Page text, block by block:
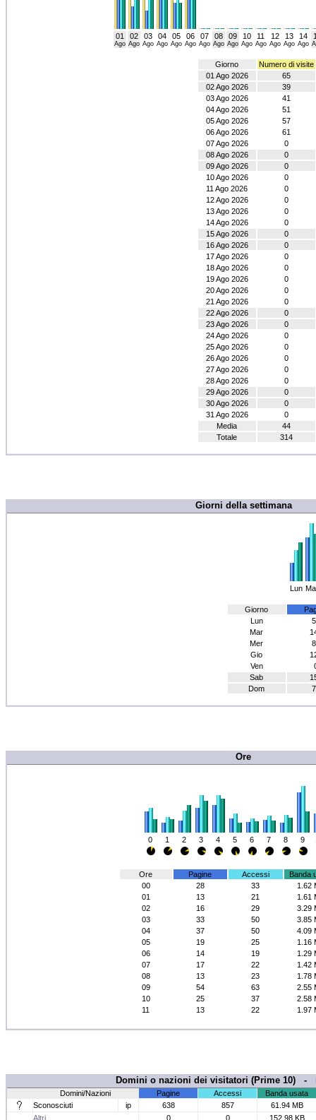
01
Ago
02
Ago
03
Ago
04
Ago
05
Ago
06
Ago
07
Ago
08
Ago
09
Ago
10
Ago
11
Ago
12
Ago
13
Ago
14
Ago
Giorno
Numero di visite
01 Ago 2026
65
02 Ago 2026
39
03 Ago 2026
41
04 Ago 2026
51
05 Ago 2026
57
06 Ago 2026
61
07 Ago 2026
0
08 Ago 2026
0
09 Ago 2026
0
10 Ago 2026
0
11 Ago 2026
0
12 Ago 2026
0
13 Ago 2026
0
14 Ago 2026
0
15 Ago 2026
0
16 Ago 2026
0
17 Ago 2026
0
18 Ago 2026
0
19 Ago 2026
0
20 Ago 2026
0
21 Ago 2026
0
22 Ago 2026
0
23 Ago 2026
0
24 Ago 2026
0
25 Ago 2026
0
26 Ago 2026
0
27 Ago 2026
0
28 Ago 2026
0
29 Ago 2026
0
30 Ago 2026
0
31 Ago 2026
0
Media
44
Totale
314
Giorni della settimana
Lun
Giorno
Lun
Mar
Mer
Gio
Ven
Sab
Dom
Ore
0 1 2 3 4 5 6 7 8 9
Ore Pagine Accessi
Banda
00
28 33
1.62
01
13 21
1.61
02
16 29
3.29
03
33 50
3.85
04
37 50
4.09
05
19 25
1.16
06
14 19
1.29
07
17 22
1.42
08
13 23
1.78
09
54 63
2.55
10
25 37
2.58
11
13 22 1.97
Domini o nazioni dei visitatori (Prime 10) -
Domini/Nazioni
Pagine Accessi
Banda usata
Sconosciuti
ip 638 857
61.94 MB
Altri
0 0 152.98 KB